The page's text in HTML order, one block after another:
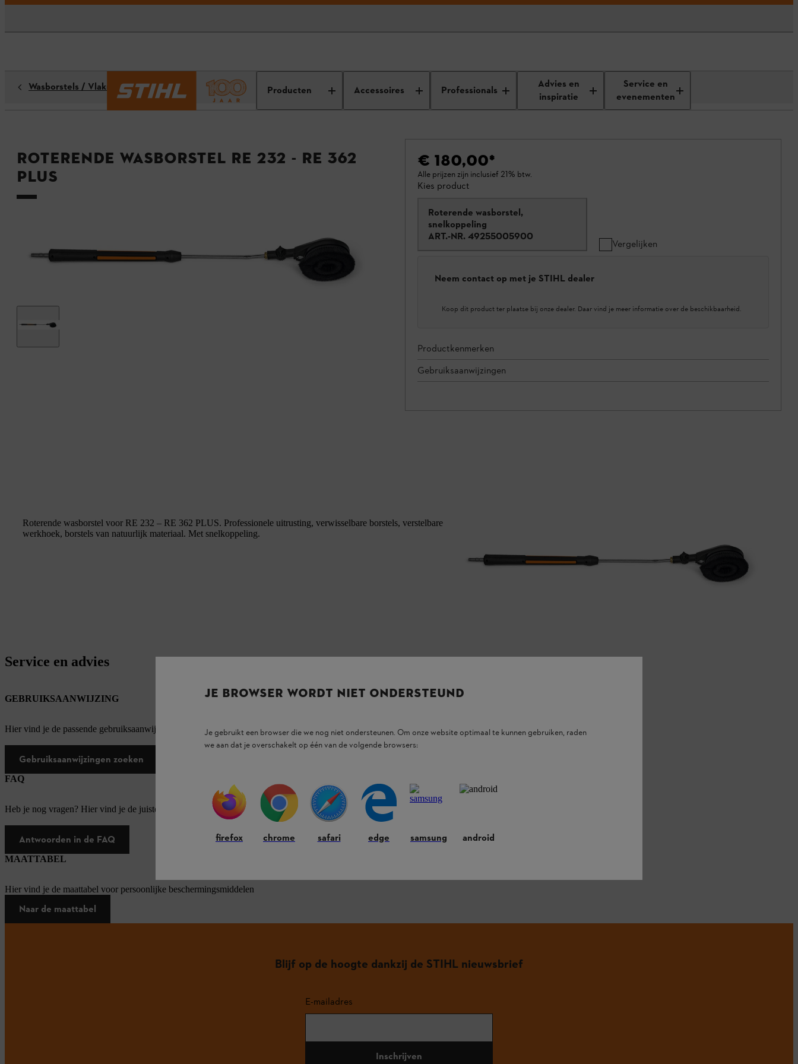
Producten Accessoires Professionals
Advies en
inspiratie
Service en
evenementen
Wasborstels / Vlakreinigers
Roterende wasborstel RE 232 - RE 362
PLUS
€ 180,00*
Alle prijzen zijn inclusief 21% btw.
Kies product
Roterende wasborstel,
snelkoppeling
ART.-NR. 49255005900
Vergelijken
Neem contact op met je STIHL dealer
Koop dit product ter plaatse bij onze dealer. Daar vind je meer informatie over de beschikbaarheid.
Productkenmerken
Gebruiksaanwijzingen
Roterende wasborstel voor RE 232 – RE 362 PLUS. Professionele uitrusting, verwisselbare borstels, verstelbare
werkhoek, borstels van natuurlijk materiaal. Met snelkoppeling.
Service en advies
GEBRUIKSAANWIJZING
Hier vind je de passende gebruiksaanwijzingen voor onze STIHL producten.
Gebruiksaanwijzingen zoeken
FAQ
Heb je nog vragen? Hier vind je de juiste antwoorden op de meest voorkomende vragen.
Antwoorden in de FAQ
MAATTABEL
Hier vind je de maattabel voor persoonlijke beschermingsmiddelen
Naar de maattabel
Blijf op de hoogte dankzij de STIHL nieuwsbrief
E-mailadres
Inschrijven
JE BROWSER WORDT NIET ONDERSTEUND
Je gebruikt een browser die we nog niet ondersteunen. Om onze website optimaal te kunnen gebruiken, raden
we aan dat je overschakelt op één van de volgende browsers:
firefox chrome safari edge samsung android